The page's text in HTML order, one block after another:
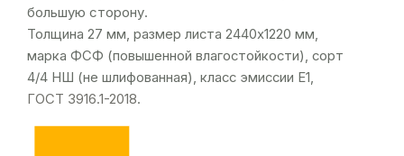
большую сторону.
Толщина 27 мм, размер листа 2440х1220 мм,
марка ФСФ (повышенной влагостойкости), сорт
4/4 НШ (не шлифованная), класс эмиссии Е1,
ГОСТ 3916.1-2018.